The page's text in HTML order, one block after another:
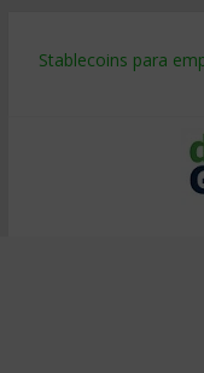
Stablecoins para
Despido silencioso:
IA en selección de
Trabajo forzoso en
Mercado hispano